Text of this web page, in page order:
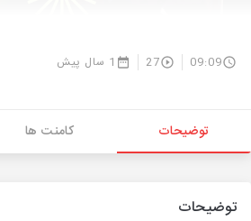
09:09
27 1 سال پیش
توضیحات کامنت ها
توضیحات